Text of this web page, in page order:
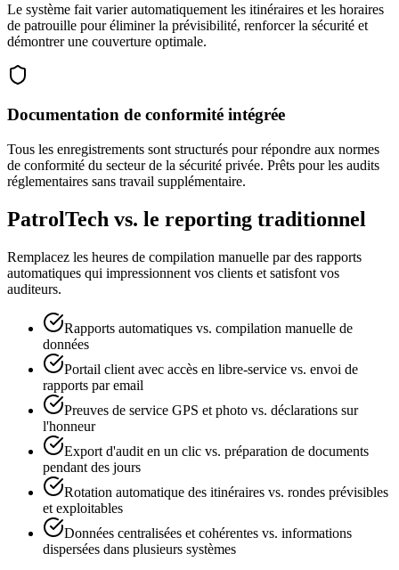
Le système fait varier automatiquement les itinéraires et les horaires
de patrouille pour éliminer la prévisibilité, renforcer la sécurité et
démontrer une couverture optimale.
Documentation de conformité intégrée
Tous les enregistrements sont structurés pour répondre aux normes
de conformité du secteur de la sécurité privée. Prêts pour les audits
réglementaires sans travail supplémentaire.
PatrolTech vs. le reporting traditionnel
Remplacez les heures de compilation manuelle par des rapports
automatiques qui impressionnent vos clients et satisfont vos
auditeurs.
Rapports automatiques vs. compilation manuelle de
données
Portail client avec accès en libre-service vs. envoi de
rapports par email
Preuves de service GPS et photo vs. déclarations sur
l'honneur
Export d'audit en un clic vs. préparation de documents
pendant des jours
Rotation automatique des itinéraires vs. rondes prévisibles
et exploitables
Données centralisées et cohérentes vs. informations
dispersées dans plusieurs systèmes